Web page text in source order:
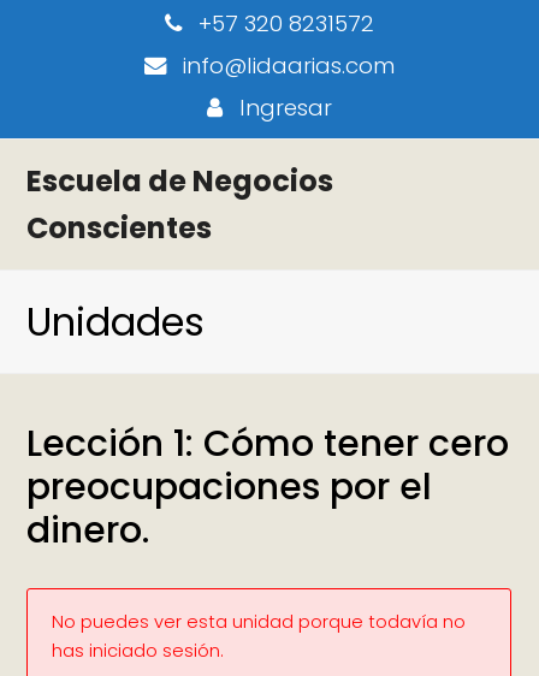
+57 320 8231572
info@lidaarias.com
Ingresar
Escuela de Negocios
Conscientes
Unidades
Lección 1: Cómo tener cero
preocupaciones por el
dinero.
No puedes ver esta unidad porque todavía no
has iniciado sesión.